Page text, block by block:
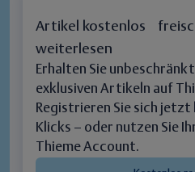
Artikel kostenlos
weiterlesen
Erhalten Sie
exklusiven Artikeln auf
Registrieren Sie sich
Klicks – oder nutzen Sie
Thieme Account.